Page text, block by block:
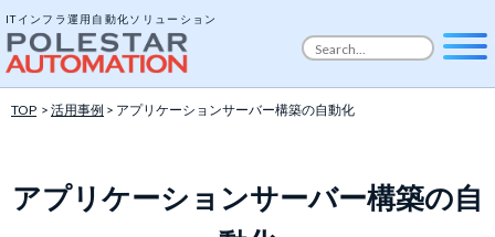
ITインフラ運用自動化ソリューション
TOP > 活用事例 > アプリケーションサーバー構築の自動化
アプリケーションサーバー構築の自